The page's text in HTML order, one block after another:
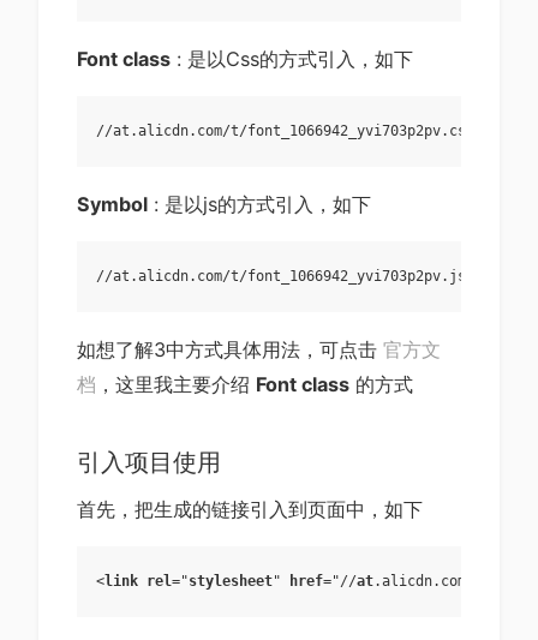
Font class : 是以Css的方式引入，如下
Symbol : 是以js的方式引入，如下
如想了解3中方式具体用法，可点击 官方文
档 ，这里我主要介绍 Font class 的方式
引入项目使用
首先，把生成的链接引入到页面中，如下
<link rel="stylesheet" href="//at.alicdn.com